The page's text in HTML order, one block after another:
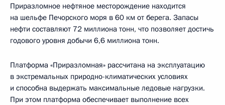
Приразломное нефтяное месторождение находится
на шельфе Печорского моря в 60 км от берега. Запасы
нефти составляют 72 миллиона тонн, что позволяет достичь
годового уровня добычи 6,6 миллиона тонн.
Платформа «Приразломная» рассчитана на эксплуатацию
в экстремальных природно-климатических условиях
и способна выдержать максимальные ледовые нагрузки.
При этом платформа обеспечивает выполнение всех